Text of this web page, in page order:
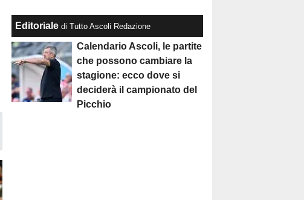
Editoriale di Tutto Ascoli Redazione
Calendario Ascoli, le partite
che possono cambiare la
stagione: ecco dove si
deciderà il campionato del
Picchio